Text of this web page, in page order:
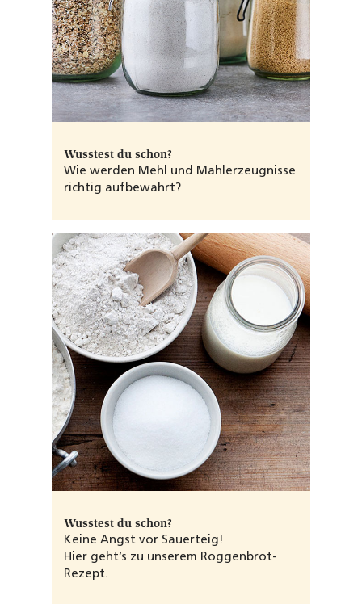
Wusstest du schon?
Wie werden Mehl und Mahlerzeugnisse
richtig aufbewahrt?
Wusstest du schon?
Keine Angst vor Sauerteig!
Hier geht’s zu unserem Roggenbrot-
Rezept.